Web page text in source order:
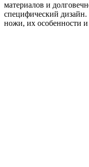
материалов и
специфический
ножи, их особенности